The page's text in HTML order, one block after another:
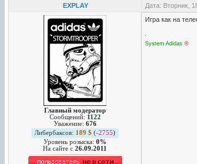
EXPLAY Дата: Вторник,
Главный модератор
Сообщений: 1122
Уважение: 676
Либербаксов: 189 $ (-2755)
Уровень розыска: 0%
На сайте c 26.09.2011
Игра как на
System Adidas ®